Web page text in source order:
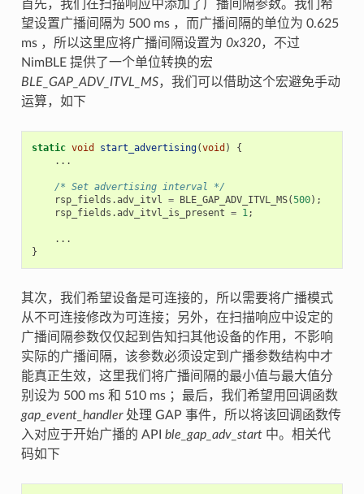
首先，我们在扫描响应中添加了广播间隔参数。我们希
望设置广播间隔为 500 ms ，而广播间隔的单位为 0.625
ms ，所以这里应将广播间隔设置为 0x320，不过
NimBLE 提供了一个单位转换的宏
BLE_GAP_ADV_ITVL_MS，我们可以借助这个宏避免手动
运算，如下
static void start_advertising(void )
{
...
/* Set advertising interval */
rsp_fields .adv_itvl = BLE_GAP_ADV_ITVL_MS(500);
rsp_fields .adv_itvl_is_present = 1;
...
}
其次，我们希望设备是可连接的，所以需要将广播模式
从不可连接修改为可连接；另外，在扫描响应中设定的
广播间隔参数仅仅起到告知扫其他设备的作用，不影响
实际的广播间隔，该参数必须设定到广播参数结构中才
能真正生效，这里我们将广播间隔的最小值与最大值分
别设为 500 ms 和 510 ms ；最后，我们希望用回调函数
gap_event_handler处理 GAP 事件，所以将该回调函数传
入对应于开始广播的 API ble_gap_adv_start中。相关代
码如下